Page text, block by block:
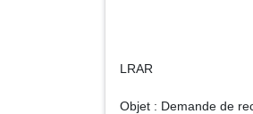
Objet : Demande de